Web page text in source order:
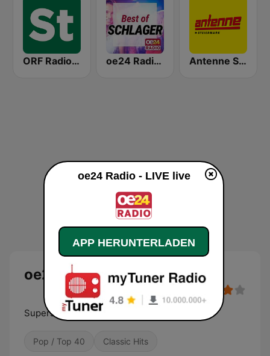
ORF Radio Steiermark oe24 Radio - Best of Schlager Antenne Steiermark
oe24 Radio - LIVE
Superstars & Superhits
Pop / Top 40 Classic Hits
oe24 Radio - LIVE live
APP HERUNTERLADEN